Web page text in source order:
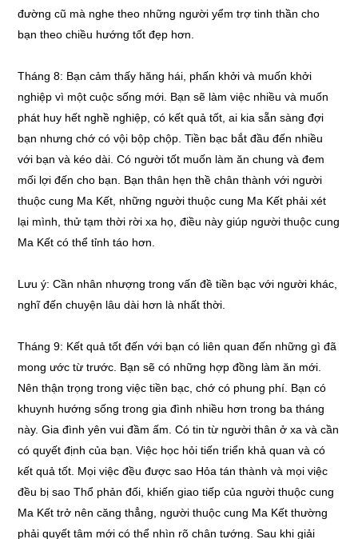
đường cũ mà nghe theo những người yểm trợ tinh thần cho
bạn theo chiều hướng tốt đẹp hơn.
Tháng 8: Bạn cảm thấy hăng hái, phấn khởi và muốn khởi
nghiệp vì một cuộc sống mới. Bạn sẽ làm việc nhiều và muốn
phát huy hết nghề nghiệp, có kết quả tốt, ai kia sẵn sàng đợi
bạn nhưng chớ có vội bộp chộp. Tiền bạc bắt đầu đến nhiều
với bạn và kéo dài. Có người tốt muốn làm ăn chung và đem
mối lợi đến cho bạn. Bạn thân hẹn thề chân thành với người
thuộc cung Ma Kết, những người thuộc cung Ma Kết phải xét
lại mình, thử tạm thời rời xa họ, điều này giúp người thuộc cung
Ma Kết có thể tỉnh táo hơn.
Lưu ý: Cần nhân nhượng trong vấn đề tiền bạc với người khác,
nghĩ đến chuyện lâu dài hơn là nhất thời.
Tháng 9: Kết quả tốt đến với bạn có liên quan đến những gì đã
mong ước từ trước. Bạn sẽ có những hợp đồng làm ăn mới.
Nên thận trọng trong việc tiền bạc, chớ có phung phí. Bạn có
khuynh hướng sống trong gia đình nhiều hơn trong ba tháng
này. Gia đình yên vui đầm ấm. Có tin từ người thân ở xa và cần
có quyết định của bạn. Việc học hỏi tiến triển khả quan và có
kết quả tốt. Mọi việc đều được sao Hỏa tán thành và mọi việc
đều bị sao Thổ phản đối, khiến giao tiếp của người thuộc cung
Ma Kết trở nên căng thẳng, người thuộc cung Ma Kết thường
phải quyết tâm mới có thể nhìn rõ chân tướng. Sau khi giải